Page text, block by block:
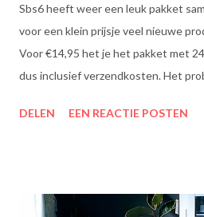
Sbs6 heeft weer een leuk pakket
voor een klein prijsje veel nieuwe
Voor €14,95 het je het pakket met
dus inclusief verzendkosten. Het
theesmaken van Lipton: voor een
mengsel van zonnebloem-, lijnzaad-
DELEN EEN REACTIE POSTEN